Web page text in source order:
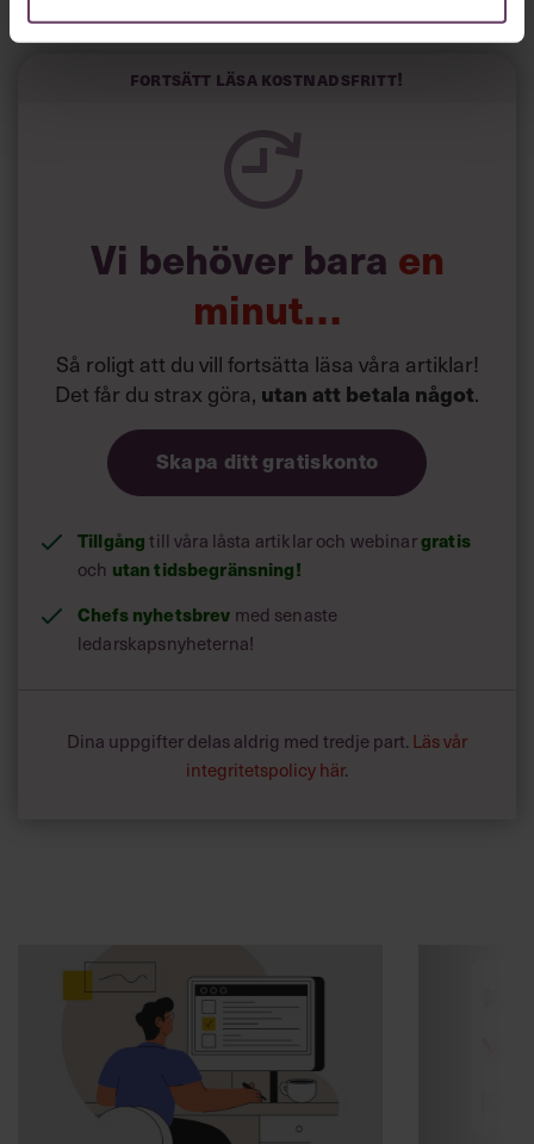
Sinceerly som konverterar formellt och minutiöst
välskrivna texter – likt de som skapas av AI – till den
kortfattat slarviga vd-stilen.
Fortsätt läsa kostnadsfritt!
Vi behöver bara en
minut…
Så roligt att du vill fortsätta läsa våra artiklar!
Det får du strax göra, utan att betala något.
Skapa ditt gratiskonto
Tillgångtill våra låsta artiklar och webinargratis
och utan tidsbegränsning!
Chefs nyhetsbrev med senaste
ledarskapsnyheterna!
Dina uppgifter delas aldrig med tredje part. Läs vår
integritetspolicy här.